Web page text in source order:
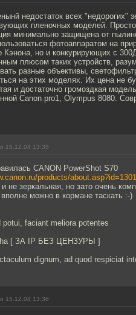
недостаток всех "недорогих"
пленочных моделей.
минимально защищена от
фотоаппаратом на
Кэнона, но и конкурирующих с
плюсом таких устройств,
разные объективы,
на этих моделях. Их цена не
и достаточно громоздкая
Canon pro1, Olympus 8080.
15.12.04 13:35
CANON PowerShot S70
products/about.asp?id=1301
не зеркальная, но зато очень
можно в кормане таскать :-)
potui, faciant meliora potentes
[ ЗА IP БЕЗ ЦЕНЗУРЫ ]
dignum, ad quod respiciat
15.12.04 13:36